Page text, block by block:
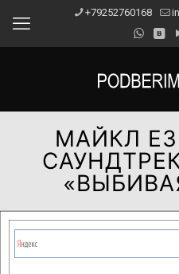
+79252760168
МАЙКЛ